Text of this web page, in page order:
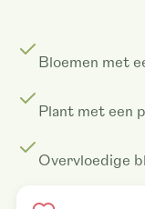
Bloemen met
Plant met een
Overvloedige